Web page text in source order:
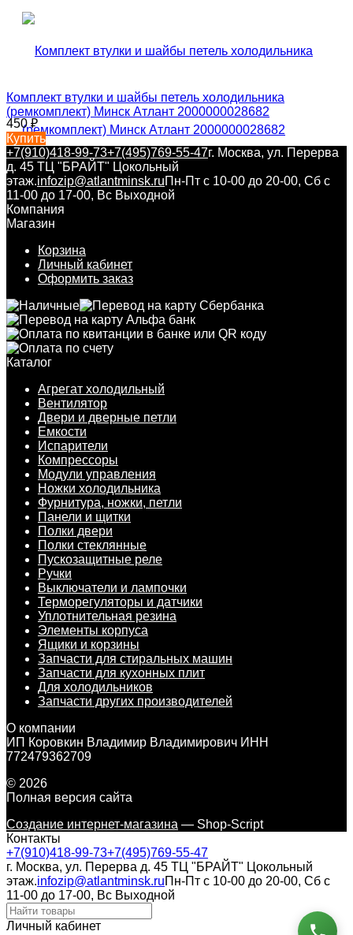
Комплект втулки и шайбы петель холодильника
(ремкомплект) Минск Атлант 2000000028682
450 ₽
Купить
+7(910)418-99-73+7(495)769-55-47г. Москва, ул. Перерва
д. 45 ТЦ "БРАЙТ" Цокольный
этаж.infozip@atlantminsk.ruПн-Пт с 10-00 до 20-00, Сб с
11-00 до 17-00, Вс Выходной
Компания
Магазин
Корзина
Личный кабинет
Оформить заказ
Каталог
Агрегат холодильный
Вентилятор
Двери и дверные петли
Емкости
Испарители
Компрессоры
Модули управления
Ножки холодильника
Фурнитура, ножки, петли
Панели и щитки
Полки двери
Полки стеклянные
Пускозащитные реле
Ручки
Выключатели и лампочки
Терморегуляторы и датчики
Уплотнительная резина
Элементы корпуса
Ящики и корзины
Запчасти для стиральных машин
Запчасти для кухонных плит
Для холодильников
Запчасти других производителей
О компании
ИП Коровкин Владимир Владимирович ИНН
772479362709
© 2026
Полная версия сайта
Создание интернет-магазина — Shop-Script
Контакты
+7(910)418-99-73+7(495)769-55-47
г. Москва, ул. Перерва д. 45 ТЦ "БРАЙТ" Цокольный
этаж.infozip@atlantminsk.ruПн-Пт с 10-00 до 20-00, Сб с
11-00 до 17-00, Вс Выходной
Личный кабинет